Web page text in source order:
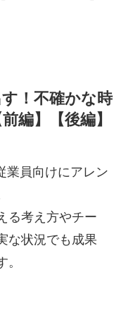
！不確かな時
編】【後編】
業員向けにアレン
る考え方やチー
な状況でも成果